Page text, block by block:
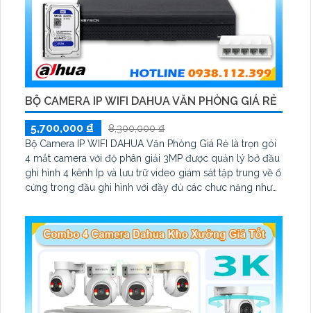
BỘ CAMERA IP WIFI DAHUA VĂN PHÒNG GIÁ RẺ
5,700,000 ₫
8,300,000 ₫
Bộ Camera IP WIFI DAHUA Văn Phòng Giá Rẻ là trọn gói
4 mắt camera với độ phân giải 3MP được quản lý bở đầu
ghi hình 4 kênh Ip và lưu trữ video giám sát tập trung về ổ
cứng trong đầu ghi hình với đầy đủ các chưc năng như
giám sát có màu vào ban đêm